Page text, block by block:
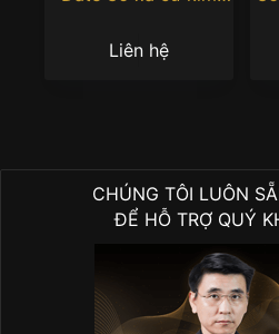
Liên hệ
CHÚNG TÔI LUÔN
ĐỂ HỖ TRỢ QUÝ